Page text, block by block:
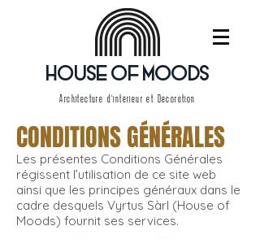
HOUSE OF MOODS
Architecture d'intérieur et Décoration
CONDITIONS GÉNÉRALES
Les présentes Conditions Générales
régissent l’utilisation de ce site web
ainsi que les principes généraux dans le
cadre desquels Vyrtus Sàrl (House of
Moods) fournit ses services.